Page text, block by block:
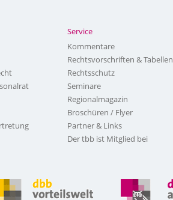
Service
Kommentare
Rechtsvorschriften & Tabellen
Rechtsschutz
Seminare
Regionalmagazin
Broschüren / Flyer
Partner & Links
Der tbb ist Mitglied bei